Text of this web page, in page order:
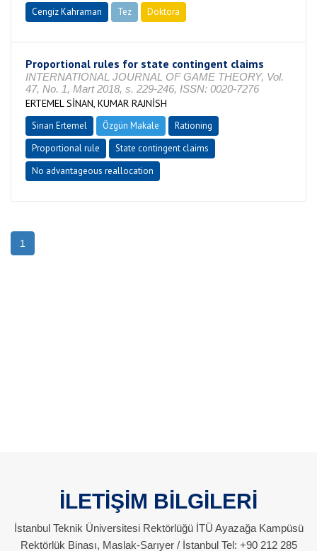
Cengiz Kahraman Tez Doktora
Proportional rules for state contingent claims
INTERNATIONAL JOURNAL OF GAME THEORY, Vol.
47, No. 1, Mart 2018, s. 229-246, ISSN: 0020-7276
ERTEMEL SİNAN, KUMAR RAJNİSH
Sinan Ertemel Özgün Makale
Rationing
Proportional rule
State contingent claims
No advantageous reallocation
1
İLETİŞİM BİLGİLERİ
İstanbul Teknik Üniversitesi Rektörlüğü İTÜ Ayazağa Kampüsü
Rektörlük Binası, Maslak-Sarıyer / İstanbul Tel: +90 212 285